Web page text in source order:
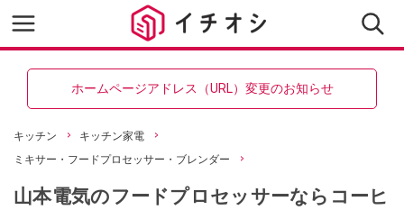
ホームページアドレス（URL）変更のお知らせ
キッチン
キッチン家電
ミキサー・フードプロセッサー・ブレンダー
山本電気のフードプロセッサーならコーヒ